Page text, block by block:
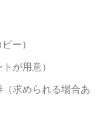
ー）
が用意）
求められる場合あ